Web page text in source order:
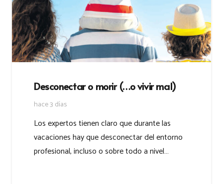
Desconectar o morir (…o vivir mal)
hace 3 días
Los expertos tienen claro que durante las
vacaciones hay que desconectar del entorno
profesional, incluso o sobre todo a nivel…